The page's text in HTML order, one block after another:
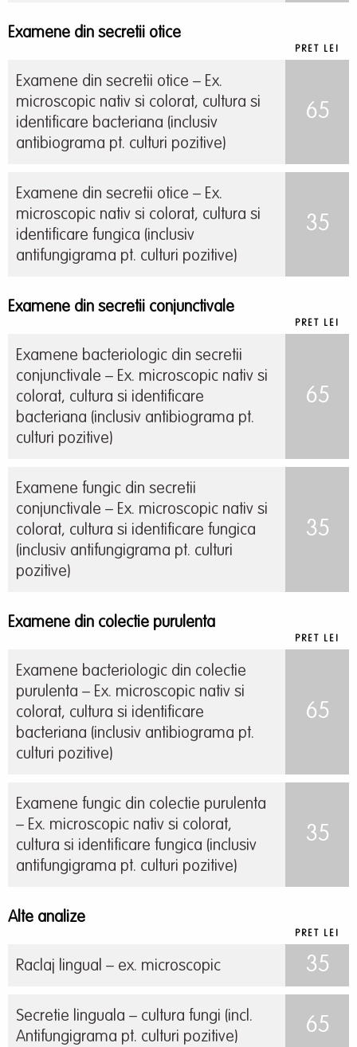
Examene din secretii otice
PRET LEI
Examene din secretii otice – Ex.
microscopic nativ si colorat, cultura si
identificare bacteriana (inclusiv
antibiograma pt. culturi pozitive)
65
Examene din secretii otice – Ex.
microscopic nativ si colorat, cultura si
identificare fungica (inclusiv
antifungigrama pt. culturi pozitive)
35
Examene din secretii conjunctivale
PRET LEI
Examene bacteriologic din secretii
conjunctivale – Ex. microscopic nativ si
colorat, cultura si identificare
bacteriana (inclusiv antibiograma pt.
culturi pozitive)
65
Examene fungic din secretii
conjunctivale – Ex. microscopic nativ si
colorat, cultura si identificare fungica
(inclusiv antifungigrama pt. culturi
pozitive)
35
Examene din colectie purulenta
PRET LEI
Examene bacteriologic din colectie
purulenta – Ex. microscopic nativ si
colorat, cultura si identificare
bacteriana (inclusiv antibiograma pt.
culturi pozitive)
65
Examene fungic din colectie purulenta
– Ex. microscopic nativ si colorat,
cultura si identificare fungica (inclusiv
antifungigrama pt. culturi pozitive)
35
Alte analize
PRET LEI
Raclaj lingual – ex. microscopic 35
Secretie linguala – cultura fungi (incl.
Antifungigrama pt. culturi pozitive)
65